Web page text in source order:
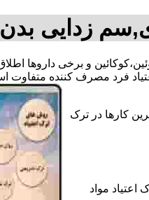
زدایی
و برخی
فرد مصرف کننده
کارها در ترک
مواد